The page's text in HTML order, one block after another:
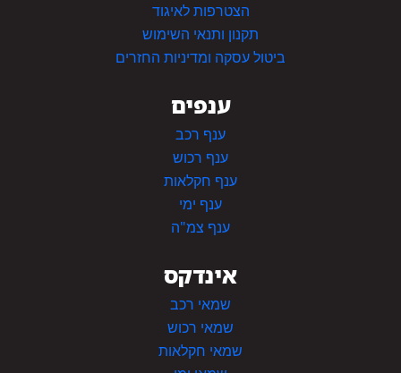
הצטרפות לאיגוד
תקנון ותנאי השימוש
ביטול עסקה ומדיניות החזרים
ענפים
ענף רכב
ענף רכוש
ענף חקלאות
ענף ימי
ענף צמ"ה
אינדקס
שמאי רכב
שמאי רכוש
שמאי חקלאות